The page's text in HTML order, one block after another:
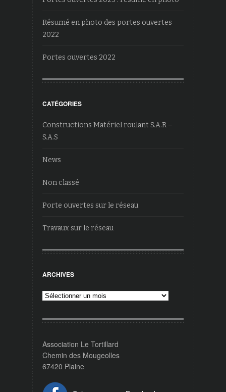
Résumé en photo des portes ouvertes
2022
Portes ouvertes 2022
CATÉGORIES
Constructions Matériel roulant S.A.R –
S.A.S
News
Non classé
Porte ouvertes sur le réseau
Travaux sur le réseau
ARCHIVES
Archives
Association Le Tortillard
Chemin des Mougeolles
67420 Plaine